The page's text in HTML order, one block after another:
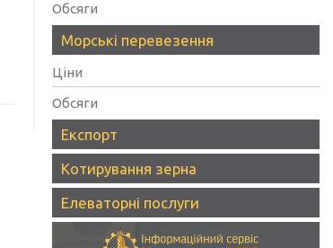
Обсяги
Морські перевезення
Ціни
Обсяги
Експорт
Котирування зерна
Елеваторні послуги